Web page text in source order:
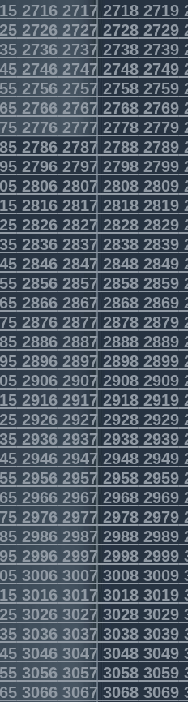
27162717 27182719
27262727 27282729
27362737 27382739
27462747 27482749
27562757 27582759
27662767 27682769
27762777 27782779
27862787 27882789
27962797 27982799
28062807 28082809
28162817 28182819
28262827 28282829
28362837 28382839
28462847 28482849
28562857 28582859
28662867 28682869
28762877 28782879
28862887 28882889
28962897 28982899
29062907 29082909
29162917 29182919
29262927 29282929
29362937 29382939
29462947 29482949
29562957 29582959
29662967 29682969
29762977 29782979
29862987 29882989
29962997 29982999
30063007 30083009
30163017 30183019
30263027 30283029
30363037 30383039
30463047 30483049
30563057 30583059
30663067 30683069